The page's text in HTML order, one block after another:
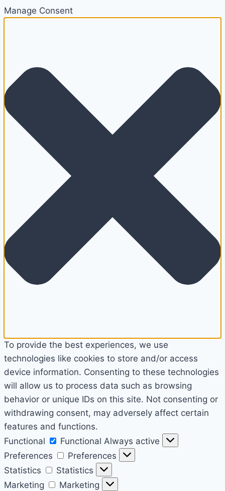
Manage Consent
To provide the best experiences, we use
technologies like cookies to store and/or access
device information. Consenting to these technologies
will allow us to process data such as browsing
behavior or unique IDs on this site. Not consenting or
withdrawing consent, may adversely affect certain
features and functions.
Functional
Functional Always active
Preferences
Preferences
Statistics
Statistics
Marketing
Marketing